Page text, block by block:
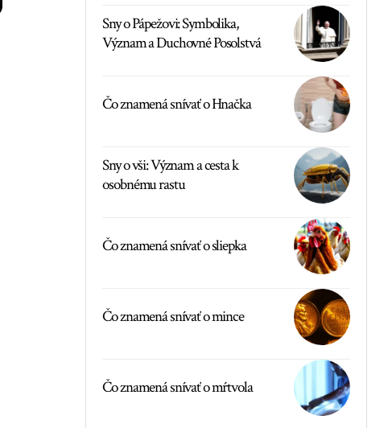
Sny o Pápežovi: Symbolika,
Význam a Duchovné Posolstvá
Čo znamená snívať o Hnačka
Sny o vši: Význam a cesta k
osobnému rastu
Čo znamená snívať o sliepka
Čo znamená snívať o mince
Čo znamená snívať o mŕtvola